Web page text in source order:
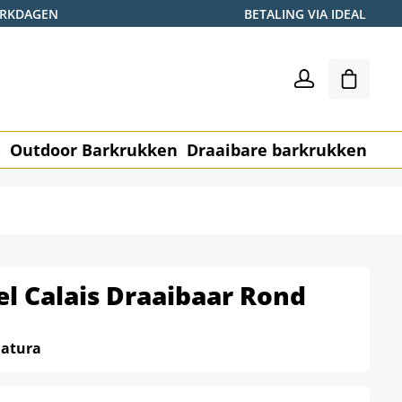
BETALING VIA IDEAL
Outdoor Barkrukken Draaibare barkrukken
Calais Draaibaar Rond